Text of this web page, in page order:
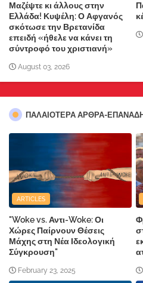
Μαζέψτε κι άλλους στην
Ελλάδα! Κυψέλη: Ο Αφγανός
σκότωσε την Βρετανίδα
επειδή «ήθελε να κάνει τη
σύντροφό του χριστιανή»
August 03, 2026
ΠΑΛΑΙΟΤΕΡΑ ΑΡΘΡΑ-
ARTICLES
"Woke vs. Αντι-Woke: Οι
Χώρες Παίρνουν Θέσεις
Μάχης στη Νέα Ιδεολογική
Σύγκρουση"
February 23, 2025